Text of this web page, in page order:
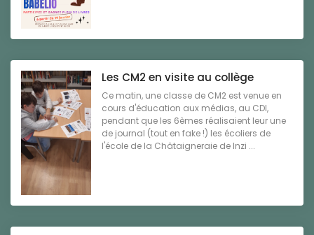
Les CM2 en visite au collège
Ce matin, une classe de CM2 est venue en
cours d'éducation aux médias, au CDI,
pendant que les 6èmes réalisaient leur une
de journal (tout en fake !) les écoliers de
l'école de la Châtaigneraie de Inzi ...